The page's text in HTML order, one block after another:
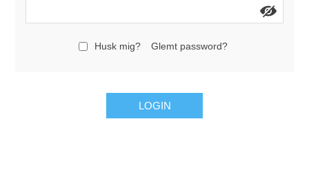
Husk mig? Glemt password?
LOGIN